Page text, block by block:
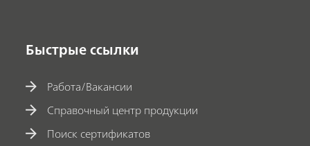
Быстрые ссылки
Работа/Вакансии
Справочный центр продукции
Поиск сертификатов